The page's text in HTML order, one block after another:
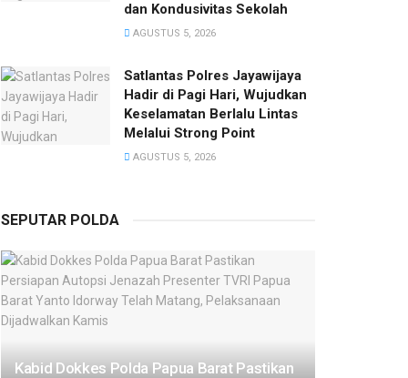
dan Kondusivitas Sekolah
AGUSTUS 5, 2026
Satlantas Polres Jayawijaya
Hadir di Pagi Hari, Wujudkan
Keselamatan Berlalu Lintas
Melalui Strong Point
AGUSTUS 5, 2026
SEPUTAR POLDA
Kabid Dokkes Polda Papua Barat Pastikan